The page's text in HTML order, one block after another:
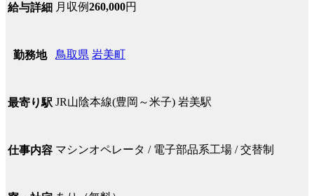
給与詳細 月収例260,000円
勤務地 鳥取県 岩美町
最寄り駅 JR山陰本線(豊岡～米子) 岩美駅
仕事内容 マシンオペレータ / 電子部品系工場 / 交替制